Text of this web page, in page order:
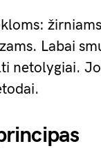
Labai
netolygiai.